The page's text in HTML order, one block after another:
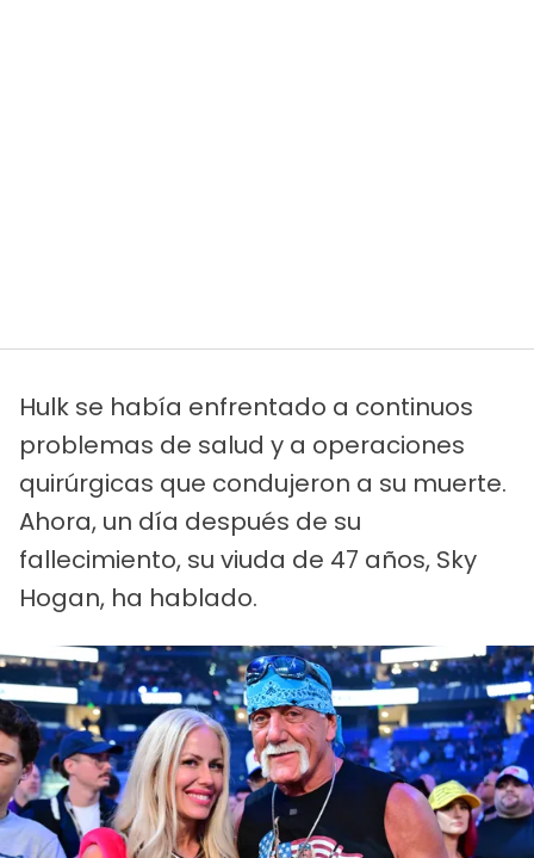
Hulk se había enfrentado a continuos
problemas de salud y a operaciones
quirúrgicas que condujeron a su muerte.
Ahora, un día después de su
fallecimiento, su viuda de 47 años, Sky
Hogan, ha hablado.